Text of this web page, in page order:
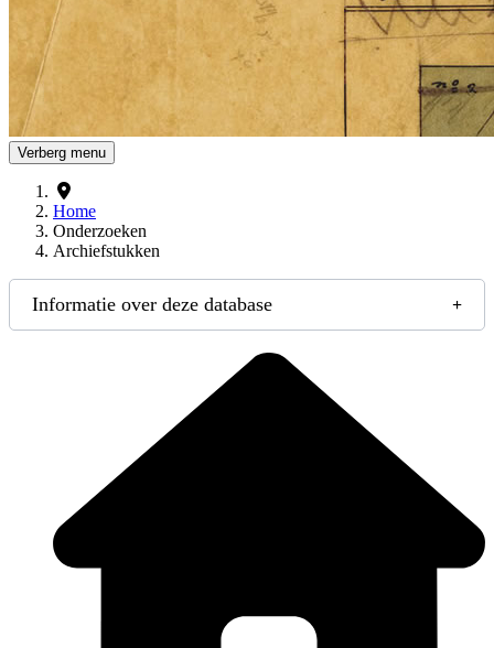
Verberg menu
Home
Onderzoeken
Archiefstukken
Informatie over deze database